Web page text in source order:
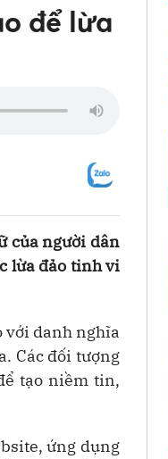
để lừa
của người dân
lừa đảo tinh vi
với danh nghĩa
Các đối tượng
tạo niềm tin,
ứng dụng